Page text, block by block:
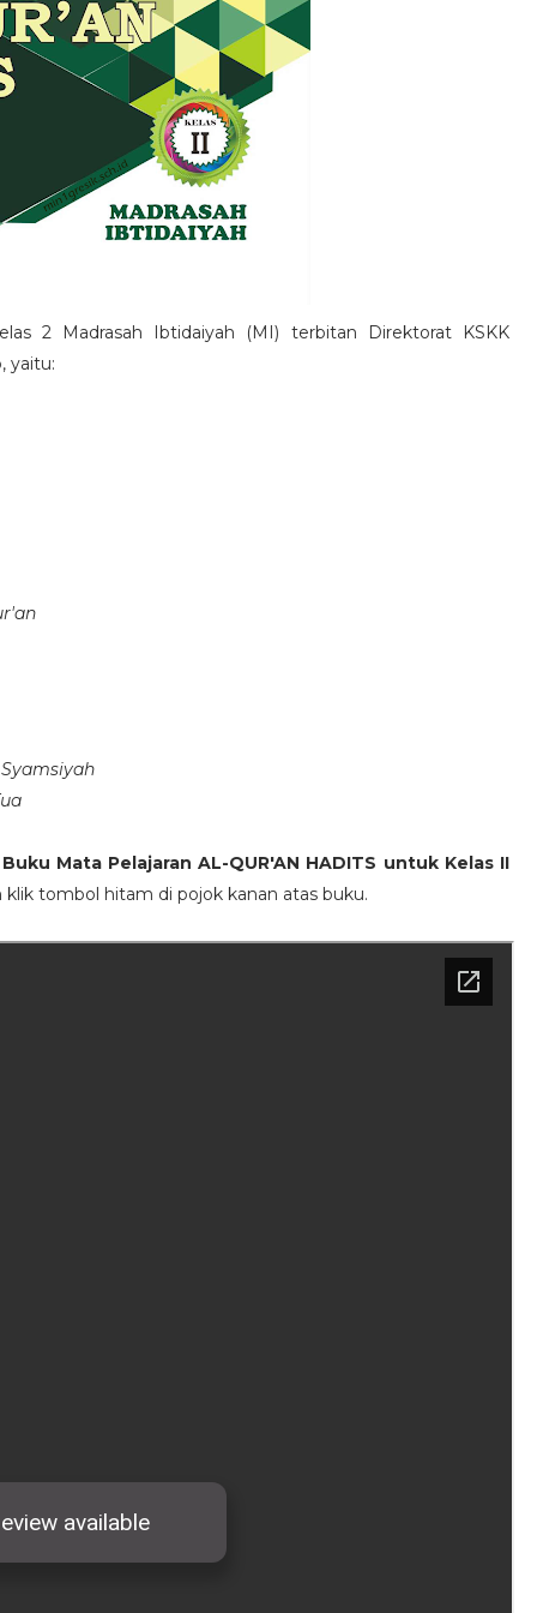
2 Madrasah Ibtidaiyah (MI) terbitan Direktorat KSKK
yaitu:
Buku Mata Pelajaran AL-QUR'AN HADITS untuk Kelas II
klik tombol hitam di pojok kanan atas buku.